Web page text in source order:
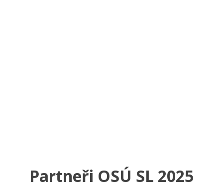
Partneři OSÚ SL 2025